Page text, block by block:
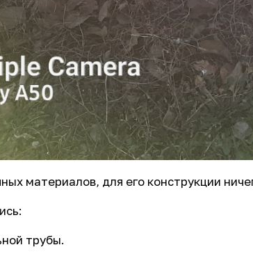
материалов, для его конструкции
трубы.